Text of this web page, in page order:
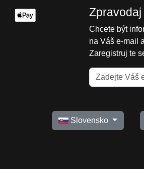
Zpravodaj
Chcete být
na Váš e-mail
Zaregistruj te
Slovensko